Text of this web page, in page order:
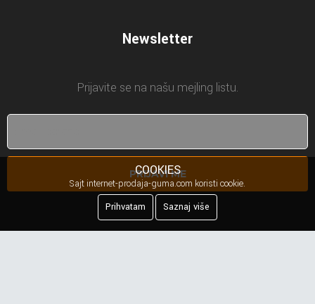
Newsletter
Prijavite se na našu mejling listu.
PRIJAVI ME
COOKIES
Sajt internet-prodaja-guma.com koristi cookie.
Prihvatam
Saznaj više